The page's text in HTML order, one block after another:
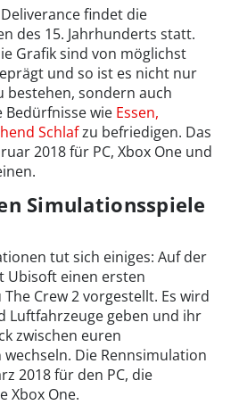
findet die
des 15. Jahrhunderts statt.
Grafik sind von möglichst
und so ist es nicht nur
bestehen, sondern auch
wie Essen,
Schlafzu befriedigen. Das
2018 für PC, Xbox One und
Simulationsspiele
tut sich einiges: Auf der
Ubisoft einen ersten
Crew 2 vorgestellt. Es wird
Luftfahrzeuge geben und ihr
zwischen euren
Die Rennsimulation
2018 für den PC, die
Xbox One.